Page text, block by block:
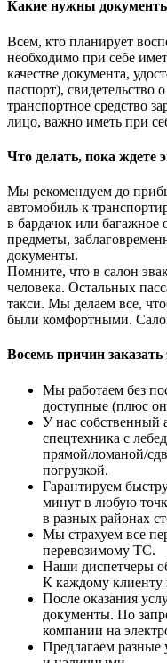
Какие нужны
Всем, кто планирует
необходимо при себе
качестве документа,
паспорт),
транспортное средство
лицо, важно иметь при
Что делать, пока ждете
Мы рекомендуем до
автомобиль к
в бардачок или багажное
предметы,
документы.
Помните, что в салон
человека. Остальных
такси. Мы делаем все,
были комфортными.
Восемь причин
Мы работаем без
доступные (плюс
У нас собственный
спецтехника с
прямой/ломаной/
погрузкой.
Гарантируем
минут в любую
в разных районах
Мы страхуем все
перевозимому ТС.
Наши диспетчеры
К каждому клиенту
После оказания
документы. По
компании на
Предлагаем разные